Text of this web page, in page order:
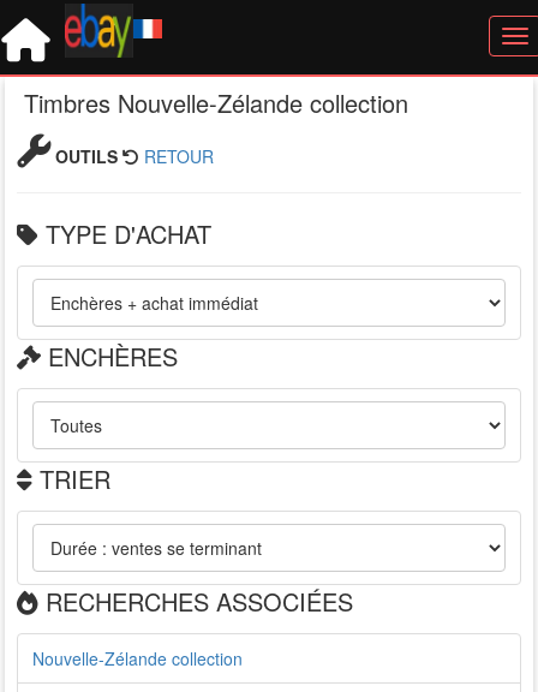
Timbres Nouvelle-Zélande collection
OUTILS RETOUR
TYPE D'ACHAT
ENCHÈRES
TRIER
RECHERCHES ASSOCIÉES
Nouvelle-Zélande collection